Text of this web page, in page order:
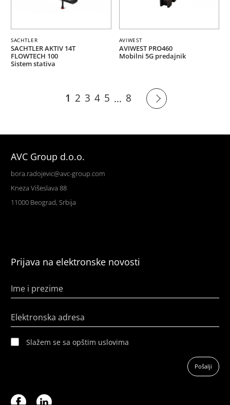
SACHTLER
SACHTLER AKTIV 14T
FLOWTECH 100
Sistem stativa
AVIWEST
AVIWEST PRO460
Mobilni 5G predajnik
1 2 3 4 5 ... 8
AVC Group d.o.o.
bora.radojevic@avc-group.com
Kneza Višeslava 88
11000 Beograd, Srbija
Prijava na elektronske novosti
Ime i prezime
Elektronska adresa
Slažem se sa opštim uslovima
Pošalji